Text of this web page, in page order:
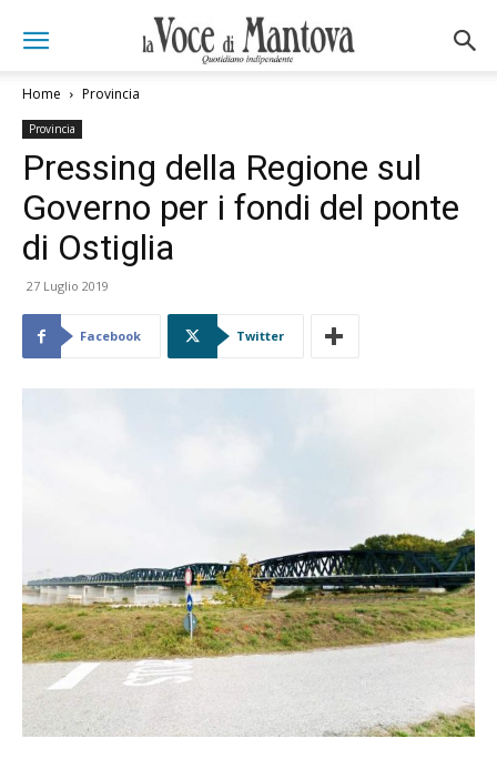
Home Provincia
Provincia
Pressing della Regione sul
Governo per i fondi del ponte
di Ostiglia
27 Luglio 2019
Facebook Twitter